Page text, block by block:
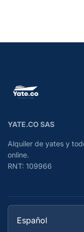
YATE.CO SAS
Alquiler de yates y
online.
RNT: 109966